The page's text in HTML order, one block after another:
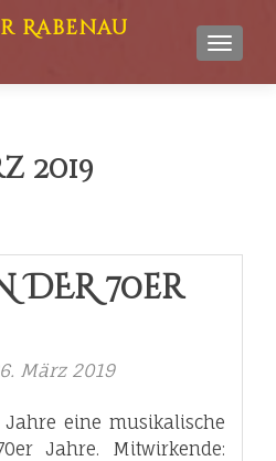
Rabenau
2019
DER 70er
März 2019
eine musikalische
Jahre. Mitwirkende: